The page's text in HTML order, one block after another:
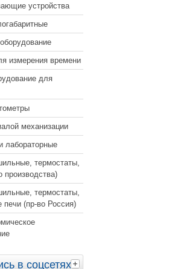
устройства
измерения времени
для
механизации
лабораторные
термостаты,
производства)
термостаты,
(пр-во Россия)
в соцсетях